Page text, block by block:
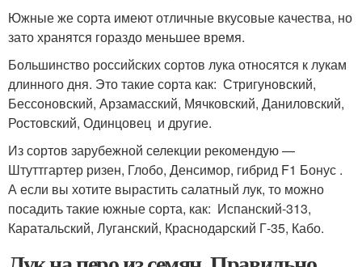
Южные же сорта имеют отличные вкусовые качества, но
зато хранятся гораздо меньшее время.
Большинство российских сортов лука относятся к лукам
длинного дня. Это такие сорта как: Стригуновский,
Бессоновский, Арзамасский, Мячковский, Даниловский,
Ростовский, Одинцовец и другие.
Из сортов зарубежной селекции рекомендую —
Штуттгартер ризен, Глобо, Денсимор, гибрид F1 Бонус .
А если вы хотите вырастить салатный лук, то можно
посадить такие южные сорта, как: Испанский-313,
Каратальский, Луганский, Краснодарский Г-35, Кабо.